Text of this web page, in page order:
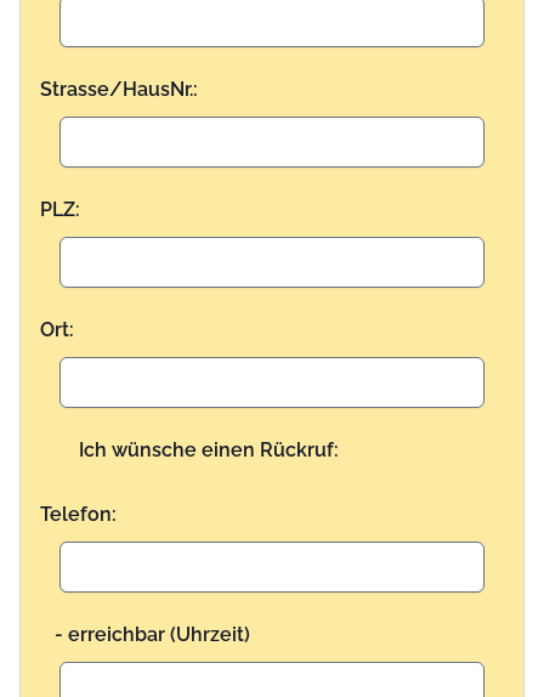
Strasse/HausNr.:
PLZ:
Ort:
Ich wünsche einen Rückruf:
Telefon:
- erreichbar (Uhrzeit)